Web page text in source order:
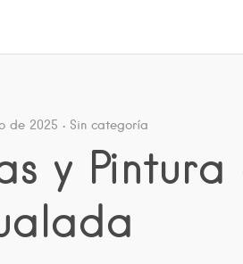
de 2025 Sin categoría
y Pintura